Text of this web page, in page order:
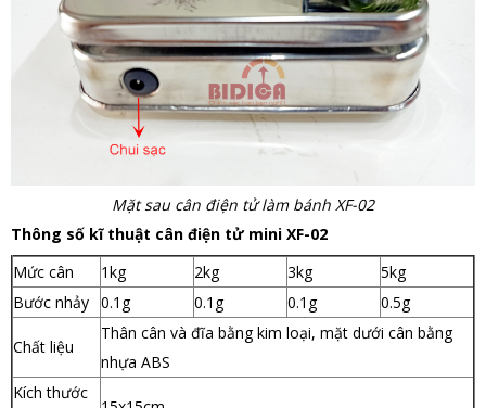
Mặt sau cân điện tử làm bánh XF-02
Thông số kĩ thuật cân điện tử mini XF-02
Mức cân
1kg 2kg 3kg
5kg
Bước nhảy 0.1g 0.1g 0.1g 0.5g
Chất liệu
Thân cân và đĩa bằng kim loại, mặt dưới cân bằng
nhựa ABS
Kích thước